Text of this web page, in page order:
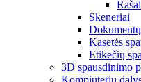
Skeneriai
Kasetės
Etikečių
3D spausdinimo
Kompiuterių